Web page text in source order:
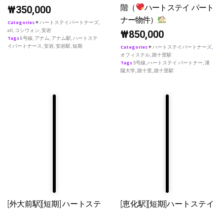
₩350,000
Categories♥ ハートステイパートナーズ,
all, コシウォン,安岩
Tags6号線, アナム, アナム駅,ハートステ
イパートナース,安岩,安岩駅,短期
階（
ハートステイ パート
ナー物件）
₩850,000
Categories♥ ハートステイパートナーズ,
オフィステル,踏十里駅
Tags 5号線,ハートステイ パートナー,漢
陽大学,踏十里,踏十里駅
[外大前駅][短期] ハートステ
[恵化駅][短期]ハートステイ